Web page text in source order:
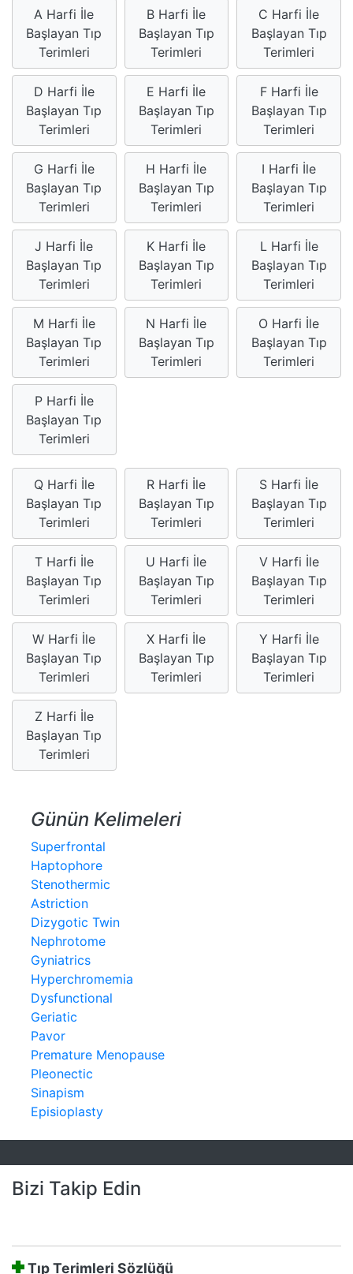
A Harfi İle
Başlayan Tıp
Terimleri
B Harfi İle
Başlayan Tıp
Terimleri
C Harfi İle
Başlayan Tıp
Terimleri
D Harfi İle
Başlayan Tıp
Terimleri
E Harfi İle
Başlayan Tıp
Terimleri
F Harfi İle
Başlayan Tıp
Terimleri
G Harfi İle
Başlayan Tıp
Terimleri
H Harfi İle
Başlayan Tıp
Terimleri
I Harfi İle
Başlayan Tıp
Terimleri
J Harfi İle
Başlayan Tıp
Terimleri
K Harfi İle
Başlayan Tıp
Terimleri
L Harfi İle
Başlayan Tıp
Terimleri
M Harfi İle
Başlayan Tıp
Terimleri
N Harfi İle
Başlayan Tıp
Terimleri
O Harfi İle
Başlayan Tıp
Terimleri
P Harfi İle
Başlayan Tıp
Terimleri
Q Harfi İle
Başlayan Tıp
Terimleri
R Harfi İle
Başlayan Tıp
Terimleri
S Harfi İle
Başlayan Tıp
Terimleri
T Harfi İle
Başlayan Tıp
Terimleri
U Harfi İle
Başlayan Tıp
Terimleri
V Harfi İle
Başlayan Tıp
Terimleri
W Harfi İle
Başlayan Tıp
Terimleri
X Harfi İle
Başlayan Tıp
Terimleri
Y Harfi İle
Başlayan Tıp
Terimleri
Z Harfi İle
Başlayan Tıp
Terimleri
Günün Kelimeleri
Superfrontal
Haptophore
Stenothermic
Astriction
Dizygotic Twin
Nephrotome
Gyniatrics
Hyperchromemia
Dysfunctional
Geriatic
Pavor
Premature Menopause
Pleonectic
Sinapism
Episioplasty
Bizi Takip Edin
Tıp Terimleri Sözlüğü